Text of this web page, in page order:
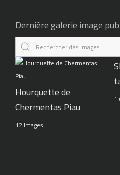
Dernière galerie image
Hourquette de
Chermentas Piau
12 Images
1